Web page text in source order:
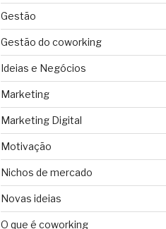
Gestão
Gestão do coworking
Ideias e Negócios
Marketing
Marketing Digital
Motivação
Nichos de mercado
Novas ideias
O que é coworking